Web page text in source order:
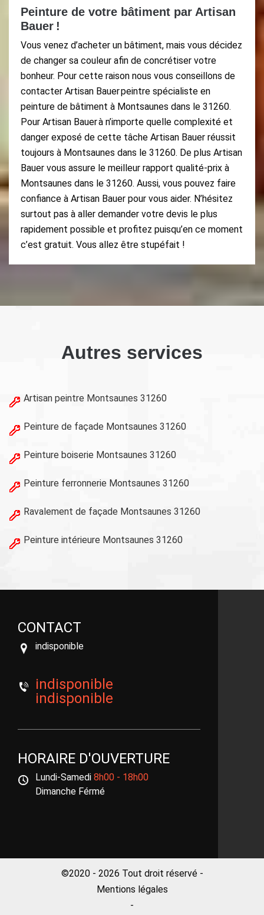
Peinture de votre bâtiment par Artisan
Bauer !
Vous venez d’acheter un bâtiment, mais vous décidez
de changer sa couleur afin de concrétiser votre
bonheur. Pour cette raison nous vous conseillons de
contacter Artisan Bauer peintre spécialiste en
peinture de bâtiment à Montsaunes dans le 31260.
Pour Artisan Bauer à n’importe quelle complexité et
danger exposé de cette tâche Artisan Bauer réussit
toujours à Montsaunes dans le 31260. De plus Artisan
Bauer vous assure le meilleur rapport qualité-prix à
Montsaunes dans le 31260. Aussi, vous pouvez faire
confiance à Artisan Bauer pour vous aider. N’hésitez
surtout pas à aller demander votre devis le plus
rapidement possible et profitez puisqu’en ce moment
c’est gratuit. Vous allez être stupéfait !
Autres services
Artisan peintre Montsaunes 31260
Peinture de façade Montsaunes 31260
Peinture boiserie Montsaunes 31260
Peinture ferronnerie Montsaunes 31260
Ravalement de façade Montsaunes 31260
Peinture intérieure Montsaunes 31260
CONTACT
indisponible
indisponible
indisponible
HORAIRE D'OUVERTURE
Lundi-Samedi 8h00 - 18h00
Dimanche Férmé
©2020 - 2026 Tout droit réservé -
Mentions légales
-